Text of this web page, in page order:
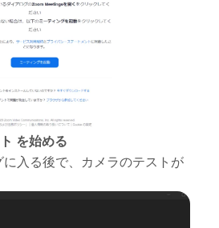
を始める
入る後で、カメラのテストが